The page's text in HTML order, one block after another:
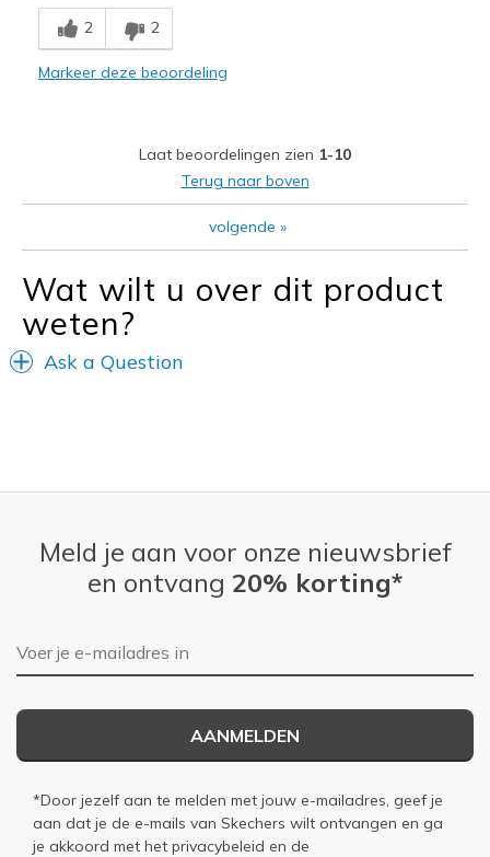
Minpunten
Wear Out Quickly
Feels true to width
Sizing
Feels true to size
I'm Really Into Shoes
2 2
Markeer deze beoordeling
Laat beoordelingen zien 1-10
Terug naar boven
volgende »
Wat wilt u over dit product
weten?
Ask a Question
Meld je aan voor onze nieuwsbrief
en ontvang 20% korting*
E-mailadres
AANMELDEN
*Door jezelf aan te melden met jouw e-mailadres, geef je
aan dat je de e-mails van Skechers wilt ontvangen en ga
je akkoord met het privacybeleid en de